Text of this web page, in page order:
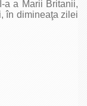
a a Marii Britanii,
în dimineaţa zilei